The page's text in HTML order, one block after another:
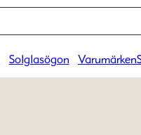
Solglasögon Varumärken